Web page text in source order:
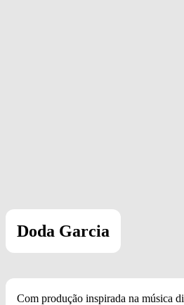
Doda Garcia
Com produção inspirada na música